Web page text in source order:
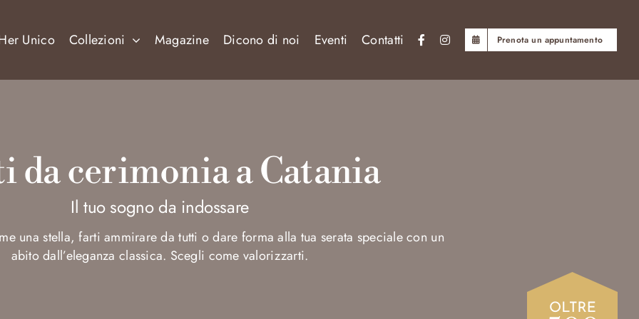
Unico Collezioni Magazine Dicono di noi Eventi Contatti Prenota un appuntamento
da cerimonia a Catania
Il tuo sogno da indossare
una stella, farti ammirare da tutti o dare forma alla tua serata speciale con un
abito dall’eleganza classica. Scegli come valorizzarti.